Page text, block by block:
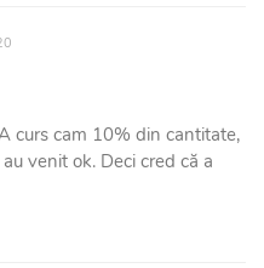
curs cam 10% din cantitate,
venit ok. Deci cred că a